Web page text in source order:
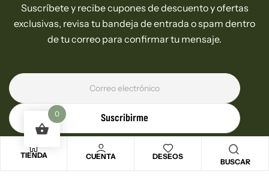
TIENDA CUENTA DESEOS
BUSCAR
Suscríbete y recibe cupones de descuento y ofertas
exclusivas, revisa tu bandeja de entrada o spam dentro
de tu correo para confirmar tu mensaje.
Suscribirme
0